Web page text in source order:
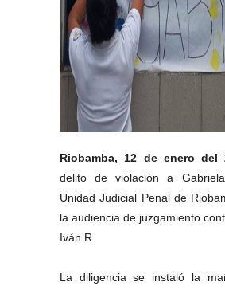
Riobamba, 12 de enero del
delito de violación a
Unidad Judicial Penal de
la audiencia de juzgamiento
Iván R.
La diligencia se instaló la